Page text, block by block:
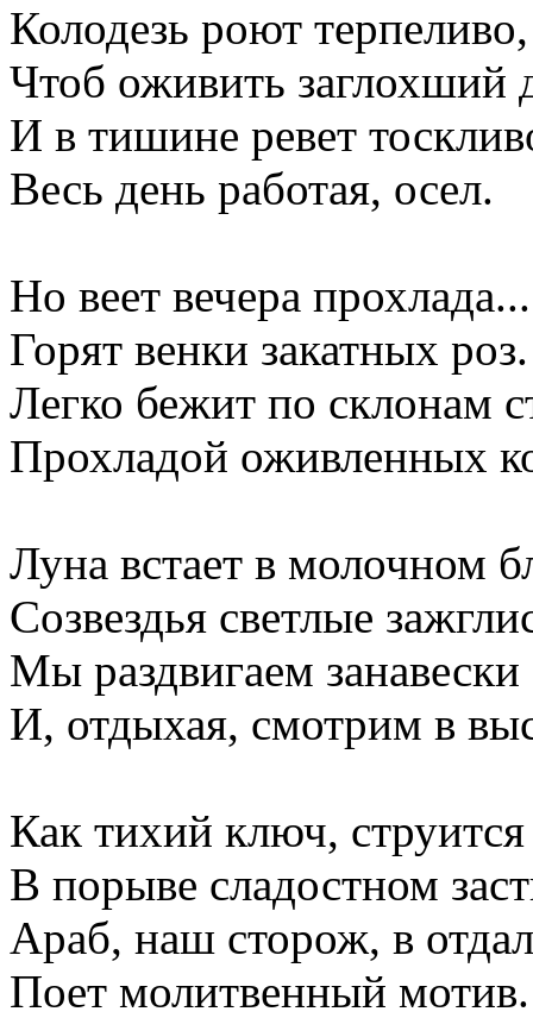
Колодезь роют терпеливо,
Чтоб оживить заглохший
И в тишине ревет
Весь день работая, осел.
Но веет вечера прохлада...
Горят венки закатных роз.
Легко бежит по склонам
Прохладой оживленных
Луна встает в молочном
Созвездья светлые
Мы раздвигаем занавески
И, отдыхая, смотрим в
Как тихий ключ,
В порыве сладостном
Араб, наш сторож, в
Поет молитвенный мотив.